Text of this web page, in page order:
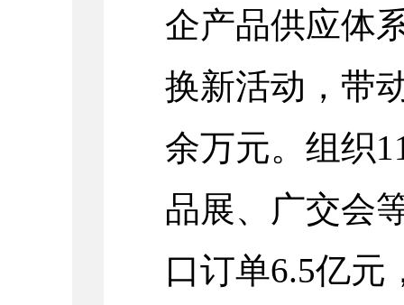
企产品供应体
换新活动，带
余万元。组织
品展、广交会
口订单6.5亿元